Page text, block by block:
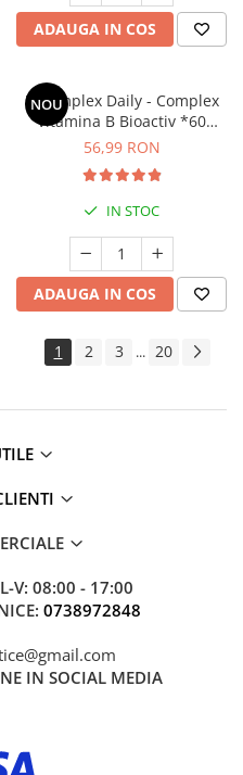
ADAUGA IN COS
NOU
B Complex Daily - Complex
Vitamina B Bioactiv *60
capsule
56,99 RON
IN STOC
ADAUGA IN COS
1 2 3 ... 20
L-V: 08:00 - 17:00
0738972848
IN SOCIAL MEDIA